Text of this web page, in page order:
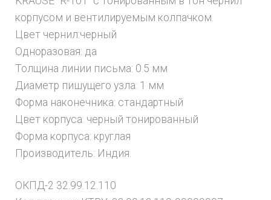
корпусом и вентилируемым колпачком.
Цвет чернил:черный
Одноразовая: да
Толщина линии письма: 0.5 мм
Диаметр пишущего узла: 1 мм
Форма наконечника: стандартный
Цвет корпуса: черный тонированный
Форма корпуса: круглая
Производитель: Индия.
ОКПД-2 32.99.12.110